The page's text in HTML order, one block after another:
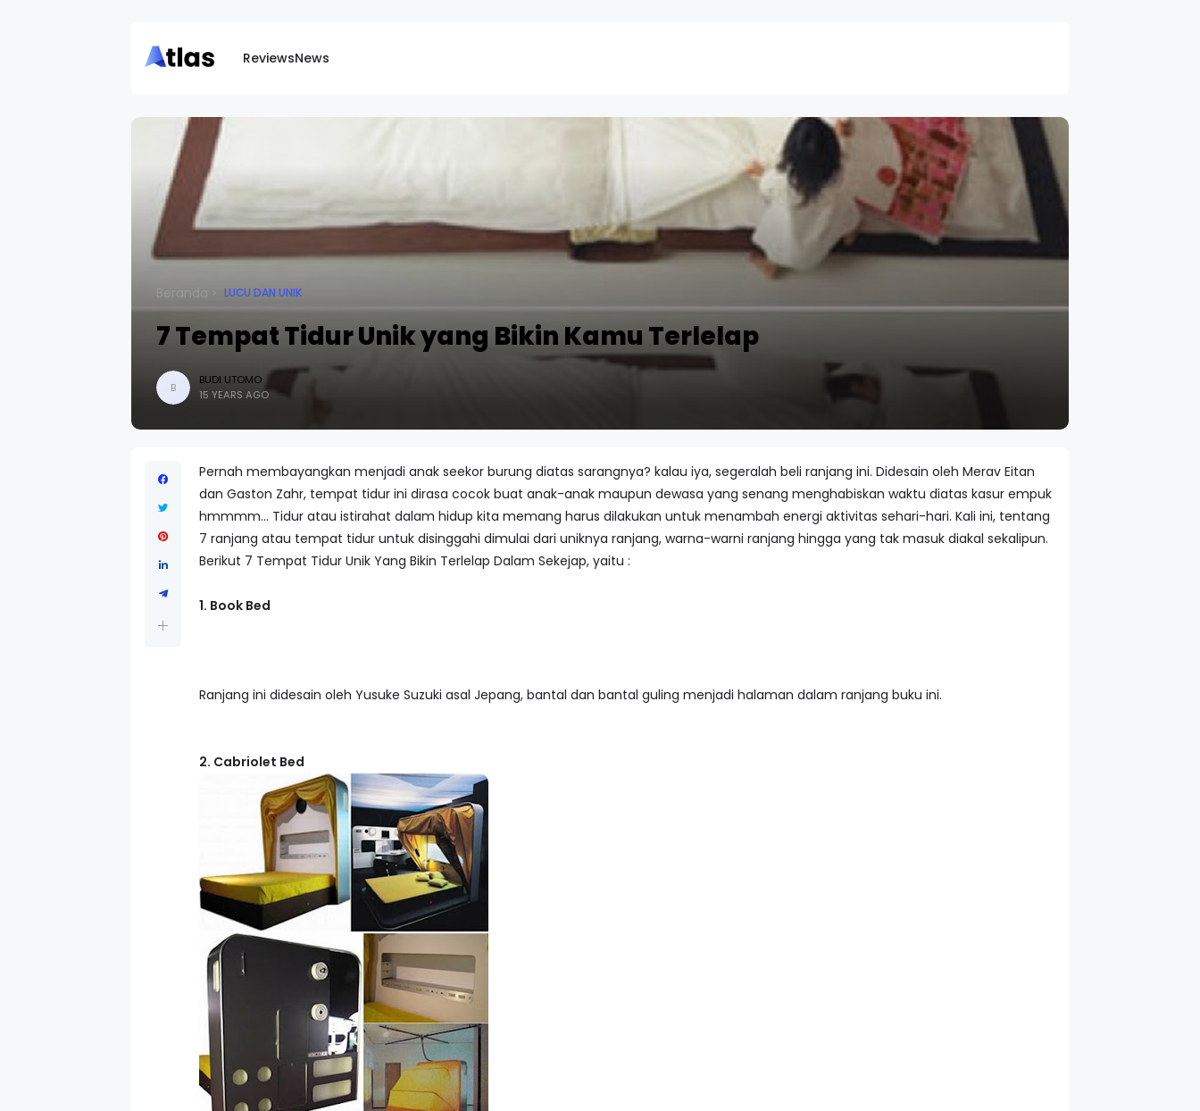
ReviewsNews
Beranda LUCU DAN UNIK
7 Tempat Tidur Unik yang Bikin Kamu Terlelap
B
BUDI UTOMO
15 YEARS AGO
Pernah membayangkan menjadi anak seekor burung diatas sarangnya? kalau iya, segeralah beli ranjang ini. Didesain oleh Merav Eitan
dan Gaston Zahr, tempat tidur ini dirasa cocok buat anak-anak maupun dewasa yang senang menghabiskan waktu diatas kasur empuk
hmmmm... Tidur atau istirahat dalam hidup kita memang harus dilakukan untuk menambah energi aktivitas sehari-hari. Kali ini, tentang
7 ranjang atau tempat tidur untuk disinggahi dimulai dari uniknya ranjang, warna-warni ranjang hingga yang tak masuk diakal sekalipun.
Berikut 7 Tempat Tidur Unik Yang Bikin Terlelap Dalam Sekejap, yaitu :
1. Book Bed
Ranjang ini didesain oleh Yusuke Suzuki asal Jepang, bantal dan bantal guling menjadi halaman dalam ranjang buku ini.
2. Cabriolet Bed